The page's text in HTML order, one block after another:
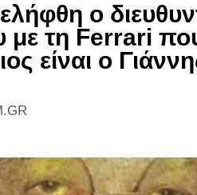
ο
με τη Ferrari
είναι ο